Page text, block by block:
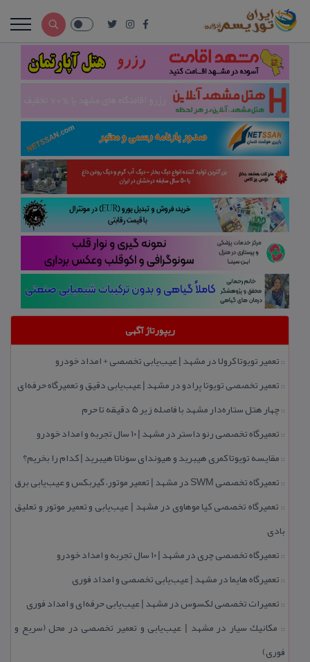
ریپورتاژ آگهی
:: تعمیر تویوتا كرولا در مشهد | عیب‌یابی تخصصی + امداد خودرو
:: تعمیر تخصصی تویوتا پرادو در مشهد | عیب‌یابی دقیق و تعمیرگاه حرفه‌ای
::چهار هتل‌ ستاره‌دار مشهد با فاصله زیر 5 دقیقه تا حرم
:: تعمیرگاه تخصصی رنو داستر در مشهد | ۱۰ سال تجربه و امداد خودرو
:: مقایسه تویوتا كمری هیبرید و هیوندای سوناتا هیبرید | كدام را بخریم؟
:: تعمیرگاه تخصصی SWM در مشهد | تعمیر موتور، گیربكس و عیب‌یابی برق
:: تعمیرگاه تخصصی كیا موهاوی در مشهد | عیب‌یابی و تعمیر موتور و تعلیق
بادی
:: تعمیرگاه تخصصی چری در مشهد | ۱۰ سال تجربه و امداد خودرو
:: تعمیرگاه هایما در مشهد | عیب‌یابی تخصصی و امداد فوری
:: تعمیرات تخصصی لكسوس در مشهد | عیب‌یابی حرفه‌ای و امداد فوری
:: مكانیك سیار در مشهد | عیب‌یابی و تعمیر تخصصی در محل (سریع و
فوری)